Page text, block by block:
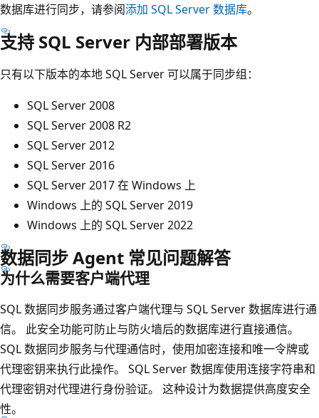
数据库进行同步，请参阅添加 SQL Server 数据库。
支持 SQL Server 内部部署版本
只有以下版本的本地 SQL Server 可以属于同步组：
SQL Server 2008
SQL Server 2008 R2
SQL Server 2012
SQL Server 2016
SQL Server 2017 在 Windows 上
Windows 上的 SQL Server 2019
Windows 上的 SQL Server 2022
数据同步 Agent 常见问题解答
为什么需要客户端代理
SQL 数据同步服务通过客户端代理与 SQL Server 数据库进行通
信。 此安全功能可防止与防火墙后的数据库进行直接通信。
SQL 数据同步服务与代理通信时，使用加密连接和唯一令牌或
代理密钥来执行此操作。 SQL Server 数据库使用连接字符串和
代理密钥对代理进行身份验证。 这种设计为数据提供高度安全
性。